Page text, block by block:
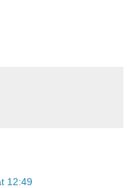
12:49